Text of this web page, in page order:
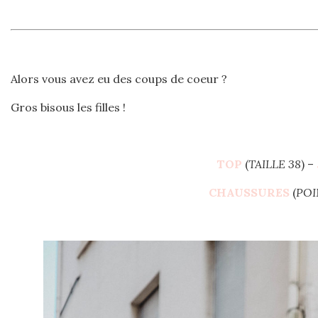
Alors vous avez eu des coups de coeur ?
Gros bisous les filles !
TOP (TAILLE 38) –
CHAUSSURES (